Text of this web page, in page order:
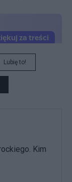
Lubię to!
Kim